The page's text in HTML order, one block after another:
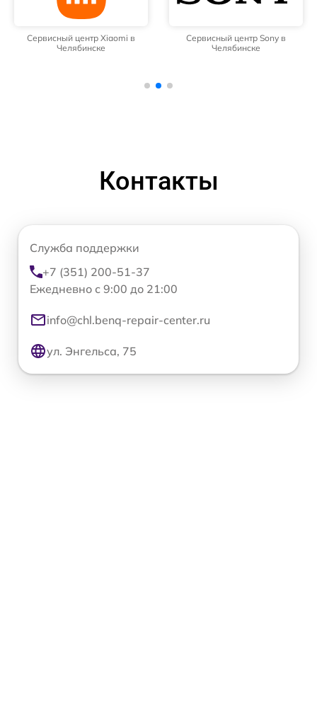
Сервисный центр Xiaomi в
Челябинске
Сервисный центр Sony в
Челябинске
Контакты
Служба поддержки
+7 (351) 200-51-37
Ежедневно с 9:00 до 21:00
info@chl.benq-repair-center.ru
ул. Энгельса, 75